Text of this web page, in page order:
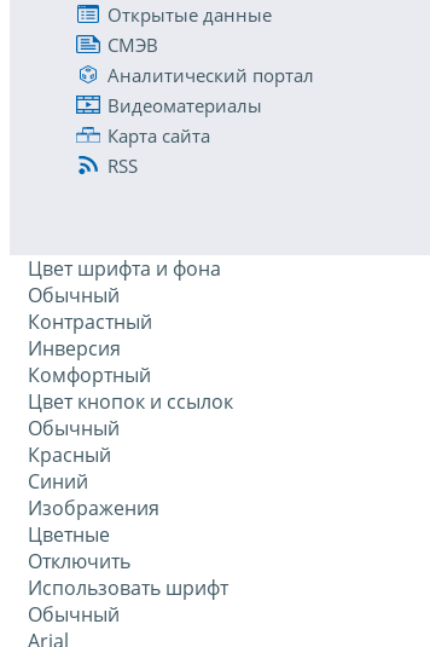
Открытые данные
СМЭВ
Аналитический портал
Видеоматериалы
Карта сайта
RSS
Цвет шрифта и фона
Обычный
Контрастный
Инверсия
Комфортный
Цвет кнопок и ссылок
Обычный
Красный
Синий
Изображения
Цветные
Отключить
Использовать шрифт
Обычный
Arial